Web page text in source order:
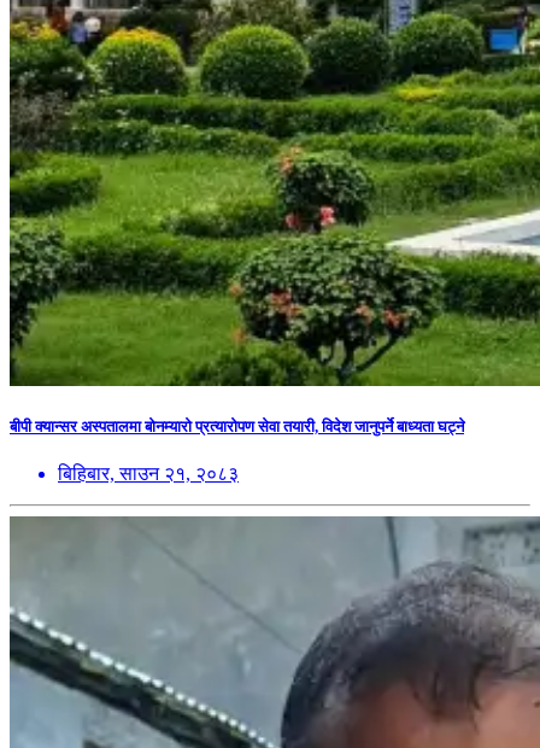
बीपी क्यान्सर अस्पतालमा बोनम्यारो प्रत्यारोपण सेवा तयारी, विदेश जानुपर्ने बाध्यता घट्ने
बिहिबार, साउन २१, २०८३